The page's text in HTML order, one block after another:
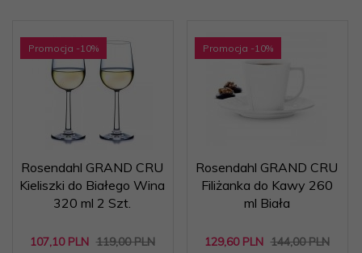
Promocja -10%
Rosendahl GRAND CRU
Kieliszki do Białego Wina
320 ml 2 Szt.
107,10 PLN 119,00 PLN
Promocja -10%
Rosendahl GRAND CRU
Filiżanka do Kawy 260
ml Biała
129,60 PLN 144,00 PLN